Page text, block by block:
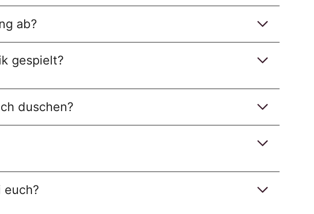
ab?
gespielt?
duschen?